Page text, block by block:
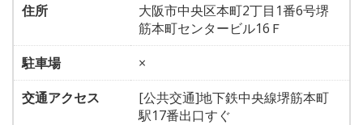
住所
大阪市中央区本町2丁目1番6号堺
筋本町センタービル16Ｆ
駐車場
×
交通アクセス
[公共交通]地下鉄中央線堺筋本町
駅17番出口すぐ